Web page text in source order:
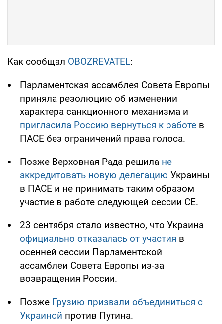
Как сообщал OBOZREVATEL:
Парламентская ассамблея Совета Европы
приняла резолюцию об изменении
характера санкционного механизма и
пригласила Россию вернуться к работе в
ПАСЕ без ограничений права голоса.
Позже Верховная Рада решила не
аккредитовать новую делегацию Украины
в ПАСЕ и не принимать таким образом
участие в работе следующей сессии СЕ.
23 сентября стало известно, что Украина
официально отказалась от участия в
осенней сессии Парламентской
ассамблеи Совета Европы из-за
возвращения России.
Позже Грузию призвали объединиться с
Украиной против Путина.